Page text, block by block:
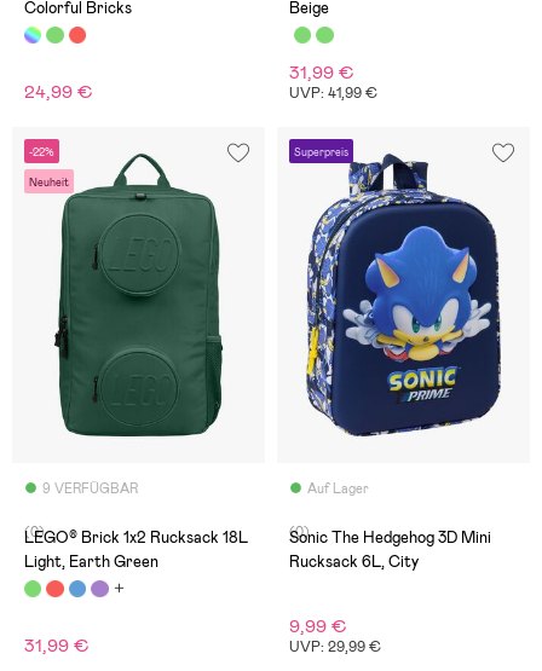
Colorful Bricks
24,99 €
Beige
31,99 €
UVP: 41,99 €
-22%
Neuheit
9 VERFÜGBAR
(0)
LEGO® Brick 1x2 Rucksack 18L
Light, Earth Green
31,99 €
Superpreis
Auf Lager
(0)
Sonic The Hedgehog 3D Mini
Rucksack 6L, City
9,99 €
UVP: 29,99 €